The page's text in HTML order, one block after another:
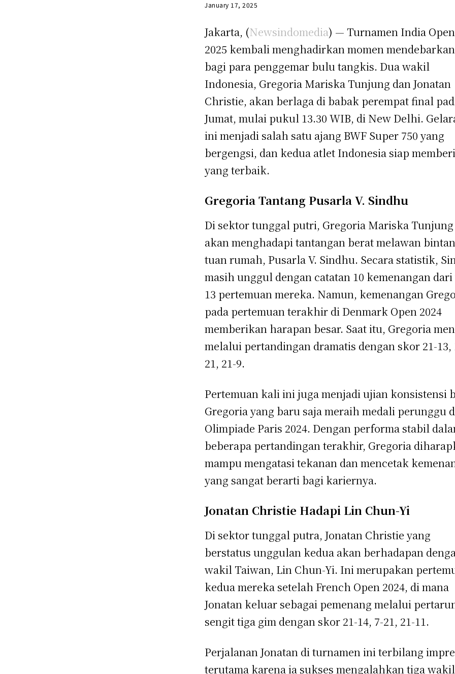
January 17, 2025
Jakarta, (Newsindomedia) — Turnamen India Open
2025 kembali menghadirkan momen mendebarkan
bagi para penggemar bulu tangkis. Dua wakil
Indonesia, Gregoria Mariska Tunjung dan Jonatan
Christie, akan berlaga di babak perempat final
Jumat, mulai pukul 13.30 WIB, di New Delhi.
ini menjadi salah satu ajang BWF Super 750 yang
bergengsi, dan kedua atlet Indonesia siap
yang terbaik.
Gregoria Tantang Pusarla V. Sindhu
Di sektor tunggal putri, Gregoria Mariska Tunjung
akan menghadapi tantangan berat melawan
tuan rumah, Pusarla V. Sindhu. Secara statistik,
masih unggul dengan catatan 10 kemenangan
13 pertemuan mereka. Namun, kemenangan
pada pertemuan terakhir di Denmark Open 2024
memberikan harapan besar. Saat itu, Gregoria
melalui pertandingan dramatis dengan skor 21-13,
21, 21-9.
Pertemuan kali ini juga menjadi ujian konsistensi
Gregoria yang baru saja meraih medali perunggu
Olimpiade Paris 2024. Dengan performa stabil
beberapa pertandingan terakhir, Gregoria
mampu mengatasi tekanan dan mencetak
yang sangat berarti bagi kariernya.
Jonatan Christie Hadapi Lin Chun-Yi
Di sektor tunggal putra, Jonatan Christie yang
berstatus unggulan kedua akan berhadapan
wakil Taiwan, Lin Chun-Yi. Ini merupakan
kedua mereka setelah French Open 2024, di mana
Jonatan keluar sebagai pemenang melalui
sengit tiga gim dengan skor 21-14, 7-21, 21-11.
Perjalanan Jonatan di turnamen ini terbilang
terutama karena ia sukses mengalahkan tiga wakil